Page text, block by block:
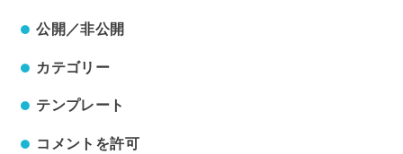
公開／非公開
カテゴリー
テンプレート
コメントを許可